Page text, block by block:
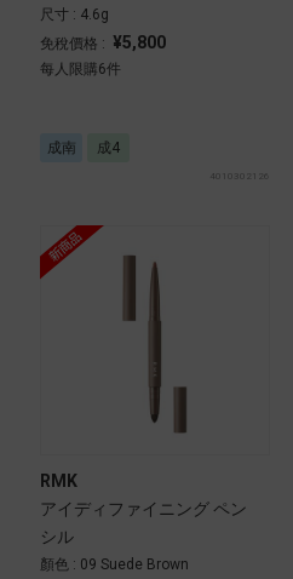
尺寸 : 4.6g
免稅價格 : ¥5,800
每人限購6件
成南 成4
4010302126
RMK
アイディファイニング ペン
シル
顏色 : 09 Suede Brown